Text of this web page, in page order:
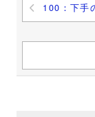
100：下手